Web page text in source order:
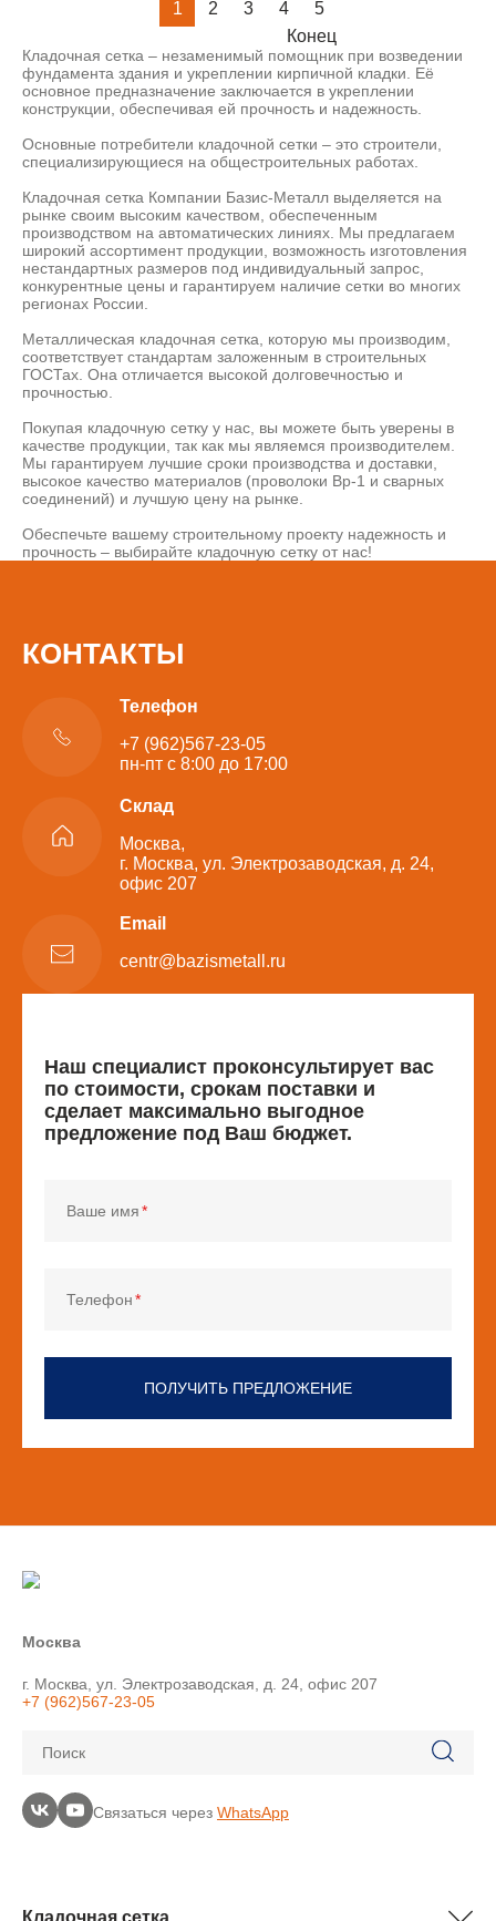
1 2 3 4
5
Конец
Кладочная сетка – незаменимый помощник при возведении
фундамента здания и укреплении кирпичной кладки. Её
основное предназначение заключается в укреплении
конструкции, обеспечивая ей прочность и надежность.
Основные потребители кладочной сетки – это строители,
специализирующиеся на общестроительных работах.
Кладочная сетка Компании Базис-Металл выделяется на
рынке своим высоким качеством, обеспеченным
производством на автоматических линиях. Мы предлагаем
широкий ассортимент продукции, возможность изготовления
нестандартных размеров под индивидуальный запрос,
конкурентные цены и гарантируем наличие сетки во многих
регионах России.
Металлическая кладочная сетка, которую мы производим,
соответствует стандартам заложенным в строительных
ГОСТах. Она отличается высокой долговечностью и
прочностью.
Покупая кладочную сетку у нас, вы можете быть уверены в
качестве продукции, так как мы являемся производителем.
Мы гарантируем лучшие сроки производства и доставки,
высокое качество материалов (проволоки Вр-1 и сварных
соединений) и лучшую цену на рынке.
Обеспечьте вашему строительному проекту надежность и
прочность – выбирайте кладочную сетку от нас!
КОНТАКТЫ
Телефон
+7 (962)567-23-05
пн-пт с 8:00 до 17:00
Склад
Москва,
г. Москва, ул. Электрозаводская, д. 24,
офис 207
Email
centr@bazismetall.ru
Наш специалист проконсультирует вас
по стоимости, срокам поставки и
сделает максимально выгодное
предложение под Ваш бюджет.
Ваше имя
Телефон
ПОЛУЧИТЬ ПРЕДЛОЖЕНИЕ
Москва
г. Москва, ул. Электрозаводская, д. 24, офис 207
+7 (962)567-23-05
Поиск
Связаться через WhatsApp
Кладочная сетка